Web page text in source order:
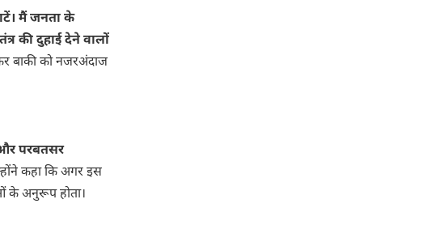
मैं जनता के
की दुहाई देने वालों
बाकी को नजरअंदाज
परबतसर
कहा कि अगर इस
के अनुरूप होता।